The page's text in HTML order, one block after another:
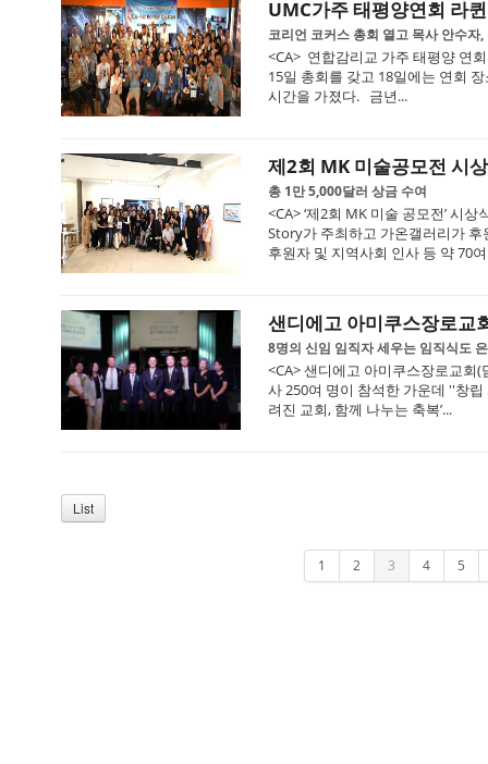
UMC가주 태평양연회 라
코리언 코커스 총회 열고 목사 안수자
<CA> 연합감리교 가주 태평양 연
15일 총회를 갖고 18일에는 연회
시간을 가졌다. 금년...
제2회 MK 미술공모전 시
총 1만 5,000달러 상금 수여
<CA> ‘제2회 MK 미술 공모전’ 시
Story가 주최하고 가온갤러리가
후원자 및 지역사회 인사 등 약 70
샌디에고 아미쿠스장로교
8명의 신임 임직자 세우는 임직식도
<CA> 샌디에고 아미쿠스장로교회
사 250여 명이 참석한 가운데 ''창
려진 교회, 함께 나누는 축복’...
List
1 2 3 4 5